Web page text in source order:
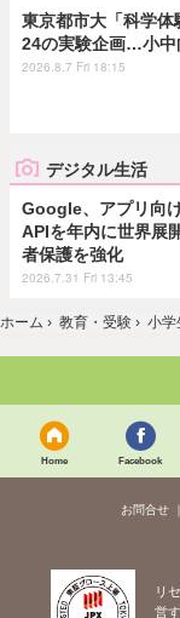
東京都市大「科学体
24の実験企画…小中
2026.8.7 Fri 18:15
デジタル生活
Google、アプリ向
APIを年内に世界展
者保護を強化
2026.7.31 Fri 13:45
ホーム › 教育・受験 › 小学
Home Facebook
お問合せ
リ
営